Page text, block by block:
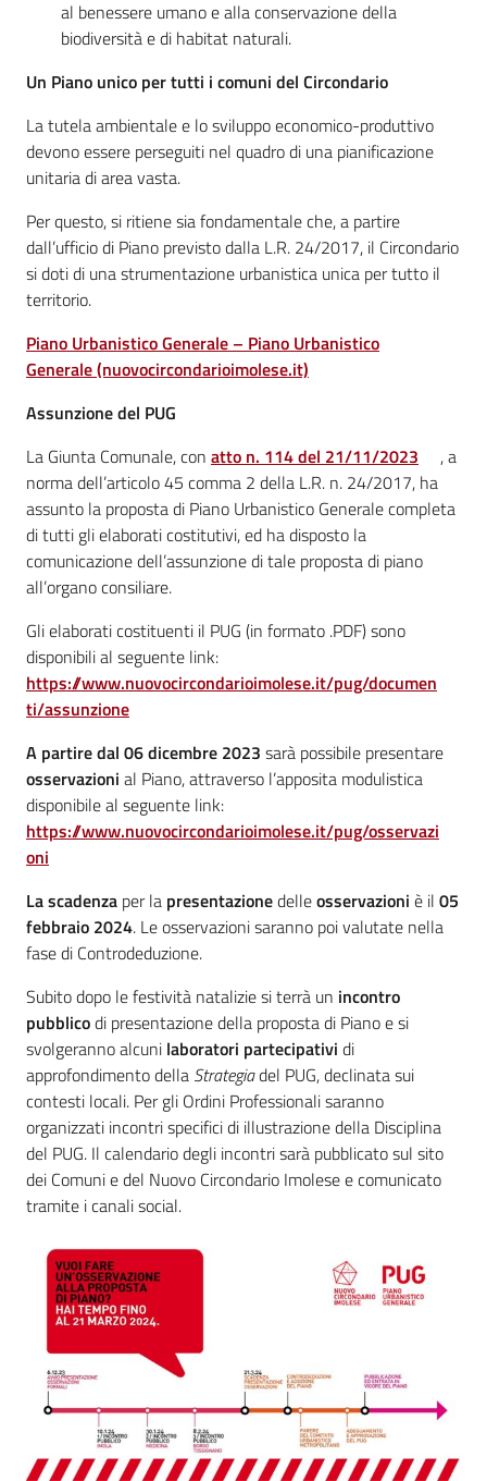
al benessere umano e alla conservazione della
biodiversità e di habitat naturali.
Un Piano unico per tutti i comuni del Circondario
La tutela ambientale e lo sviluppo economico-produttivo
devono essere perseguiti nel quadro di una pianificazione
unitaria di area vasta.
Per questo, si ritiene sia fondamentale che, a partire
dall’ufficio di Piano previsto dalla L.R. 24/2017, il Circondario
si doti di una strumentazione urbanistica unica per tutto il
territorio.
Piano Urbanistico Generale – Piano Urbanistico
Generale (nuovocircondarioimolese.it)
Assunzione del PUG
La Giunta Comunale, con atto n. 114 del 21/11/2023
, a
norma dell’articolo 45 comma 2 della L.R. n. 24/2017, ha
assunto la proposta di Piano Urbanistico Generale completa
di tutti gli elaborati costitutivi, ed ha disposto la
comunicazione dell’assunzione di tale proposta di piano
all’organo consiliare.
Gli elaborati costituenti il PUG (in formato .PDF) sono
disponibili al seguente link:
https://www.nuovocircondarioimolese.it/pug/documen
ti/assunzione
A partire dal 06 dicembre 2023 sarà possibile presentare
osservazioni al Piano, attraverso l’apposita modulistica
disponibile al seguente link:
https://www.nuovocircondarioimolese.it/pug/osservazi
oni
La scadenza per la presentazionedelleosservazioni è il 05
febbraio 2024. Le osservazioni saranno poi valutate nella
fase di Controdeduzione.
Subito dopo le festività natalizie si terrà un incontro
pubblicodi presentazione della proposta di Piano e si
svolgeranno alcuni laboratori partecipativi di
approfondimento della Strategiadel PUG, declinata sui
contesti locali. Per gli Ordini Professionali saranno
organizzati incontri specifici di illustrazione della Disciplina
del PUG. Il calendario degli incontri sarà pubblicato sul sito
dei Comuni e del Nuovo Circondario Imolese e comunicato
tramite i canali social.